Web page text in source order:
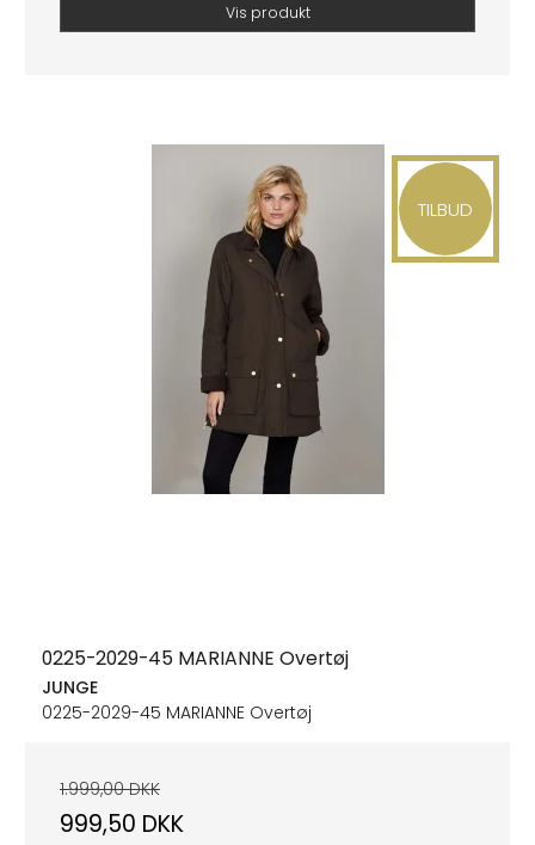
Vis produkt
TILBUD
0225-2029-45 MARIANNE Overtøj
JUNGE
0225-2029-45 MARIANNE Overtøj
1.999,00 DKK
999,50 DKK